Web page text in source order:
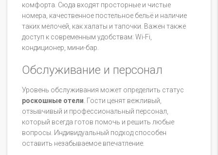
комфорта. Сюда входят просторные и чистые
номера, качественное постельное бельё и наличие
таких мелочей, как халаты и тапочки. Важен также
доступ к современным удобствам: Wi-Fi,
кондиционер, мини-бар.
Обслуживание и персонал
Уровень обслуживания может определить статус
роскошные отели . Гости ценят вежливый,
отзывчивый и профессиональный персонал,
который всегда готов помочь и решить любые
вопросы. Индивидуальный подход способен
оставить незабываемое впечатление.